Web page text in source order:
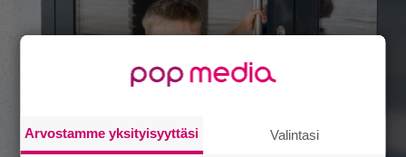
Arvostamme yksityisyyttäsi Valintasi